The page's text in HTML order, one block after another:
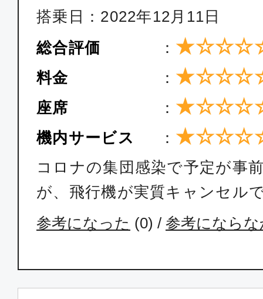
搭乗日：2022年12月11日
総合評価
：
料金 ：
座席 ：
機内サービス ：
コロナの集団感染で予定が事
が、飛行機が実質キャンセル
参考になった (0) / 参考になら